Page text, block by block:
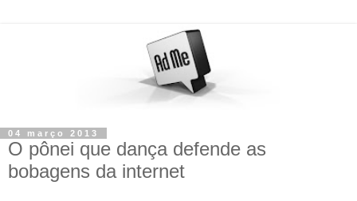
04 março 2013
O pônei que dança defende as
bobagens da internet